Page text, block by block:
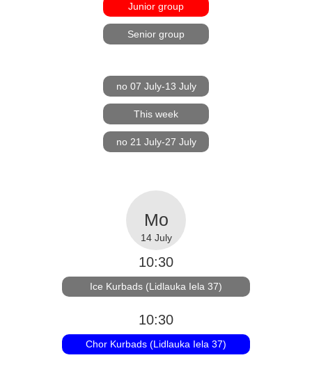
Junior group
Senior group
no 07 July-13 July
This week
no 21 July-27 July
14 July
10:30
Ice Kurbads (Lidlauka Iela 37)
10:30
Chor Kurbads (Lidlauka Iela 37)